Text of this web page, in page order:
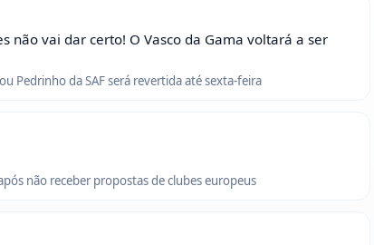
não vai dar certo! O Vasco da Gama voltará a ser
Pedrinho da SAF será revertida até sexta-feira
não receber propostas de clubes europeus